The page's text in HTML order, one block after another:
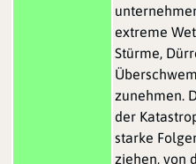
extreme
Stürme,
zunehmen.
der
starke
ziehen, von